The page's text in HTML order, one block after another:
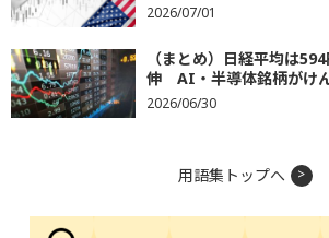
2026/07/01
（まとめ）日経平均は
伸 AI・半導体銘柄がけ
2026/06/30
用語集トップへ